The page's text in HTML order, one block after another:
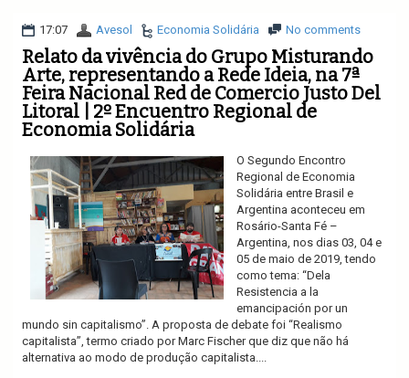
17:07 Avesol Economia Solidária No comments
Relato da vivência do Grupo Misturando
Arte, representando a Rede Ideia, na 7ª
Feira Nacional Red de Comercio Justo Del
Litoral | 2º Encuentro Regional de
Economia Solidária
O Segundo Encontro
Regional de Economia
Solidária entre Brasil e
Argentina aconteceu em
Rosário-Santa Fé –
Argentina, nos dias 03, 04 e
05 de maio de 2019, tendo
como tema: “Dela
Resistencia a la
emancipación por un
mundo sin capitalismo”. A proposta de debate foi “Realismo
capitalista”, termo criado por Marc Fischer que diz que não há
alternativa ao modo de produção capitalista....